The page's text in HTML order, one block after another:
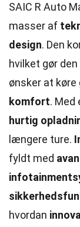
SAIC R Auto
masser af
design. Den
hvilket gør
ønsker at køre
komfort. Med
hurtig
længere ture.
fyldt med
hvordan